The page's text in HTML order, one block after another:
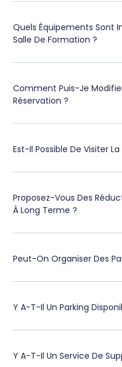
Quels Équipements Sont
Salle De Formation ?
Comment Puis-Je
Réservation ?
Est-Il Possible De Visiter
Proposez-Vous Des
À Long Terme ?
Peut-On Organiser Des
Y A-T-Il Un Parking
Y A-T-Il Un Service De